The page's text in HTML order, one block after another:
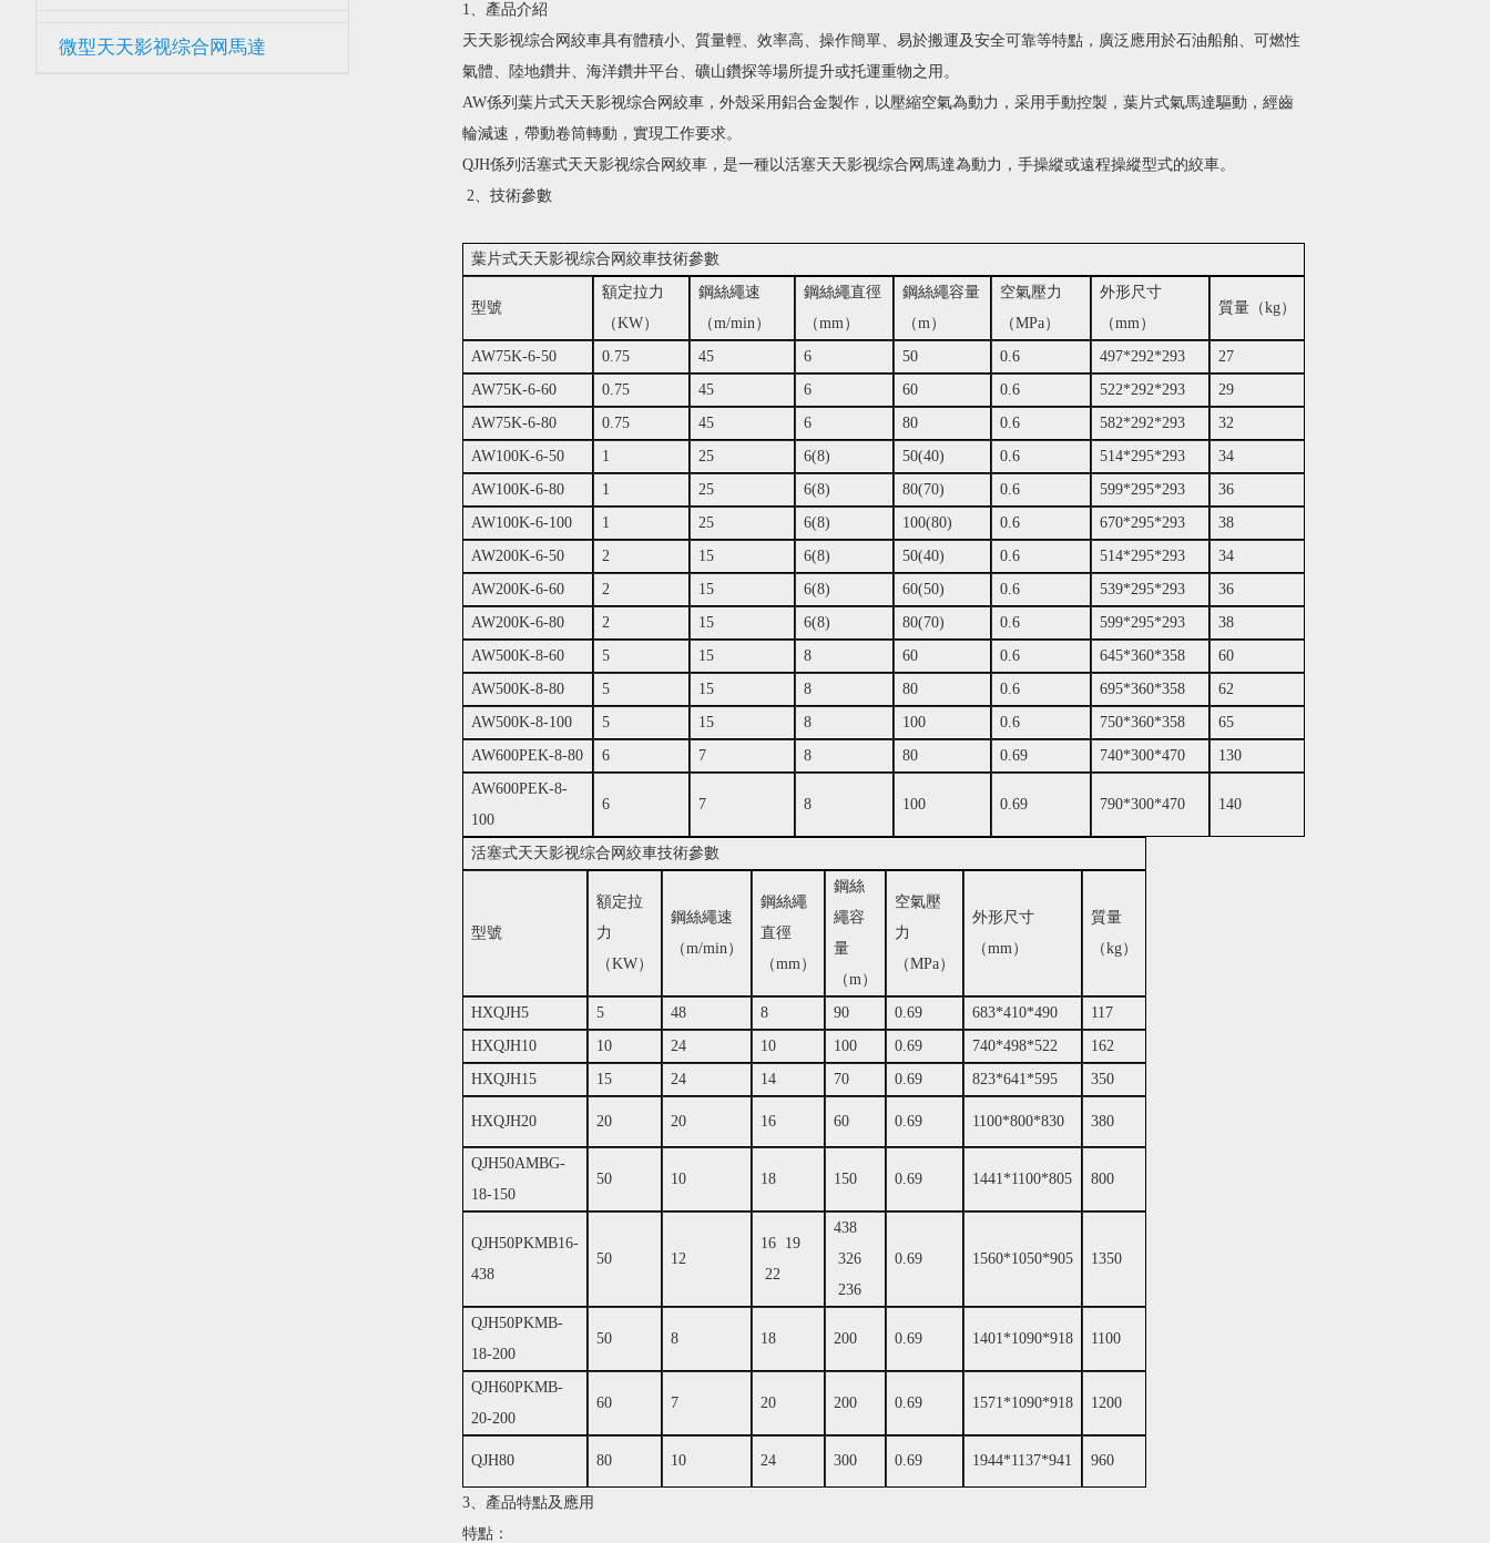
微型天天影视综合网馬達
1、產品介紹
天天影视综合网絞車具有體積小、質量輕、效率高、操作簡單、易於搬運及安全可靠等特點，廣泛應用於石油船舶、可燃性
氣體、陸地鑽井、海洋鑽井平台、礦山鑽探等場所提升或托運重物之用。
AW係列葉片式天天影视综合网絞車，外殼采用鋁合金製作，以壓縮空氣為動力，采用手動控製，葉片式氣馬達驅動，經齒
輪減速，帶動卷筒轉動，實現工作要求。
QJH係列活塞式天天影视综合网絞車，是一種以活塞天天影视综合网馬達為動力，手操縱或遠程操縱型式的絞車。
2、技術參數
葉片式天天影视综合网絞車技術參數
型號
額定拉力
（KW）
鋼絲繩速
（m/min）
鋼絲繩直徑
（mm）
鋼絲繩容量
（m）
空氣壓力
（MPa）
外形尺寸
（mm）
質量（kg）
AW75K-6-50 0.75 45 6 50 0.6 497*292*293
27
AW75K-6-60
0.75 45 6 60 0.6 522*292*293
29
AW75K-6-80
0.75 45 6 80 0.6 582*292*293
32
AW100K-6-50
1 25 6(8) 50(40) 0.6 514*295*293
34
AW100K-6-80
1 25 6(8) 80(70) 0.6 599*295*293
36
AW100K-6-100
1 25 6(8) 100(80) 0.6 670*295*293
38
AW200K-6-50
2 15 6(8) 50(40) 0.6 514*295*293
34
AW200K-6-60
2 15 6(8) 60(50) 0.6 539*295*293
36
AW200K-6-80
2 15 6(8) 80(70) 0.6 599*295*293
38
AW500K-8-60
5 15 8 60 0.6 645*360*358
60
AW500K-8-80
5 15 8 80 0.6 695*360*358
62
AW500K-8-100
5 15 8 100 0.6 750*360*358
65
AW600PEK-8-80
6 7 8 80 0.69 740*300*470
130
AW600PEK-8-
100
6 7 8 100 0.69 790*300*470 140
活塞式天天影视综合网絞車技術參數
型號
額定拉
力
（KW）
鋼絲繩速
（m/min）
鋼絲繩
直徑
（mm）
鋼絲
繩容
量
（m）
空氣壓
力
（MPa）
外形尺寸
（mm）
質量
（kg）
HXQJH5 5 48 8 90 0.69 683*410*490
117
HXQJH10
10 24 10 100 0.69 740*498*522
162
HXQJH15
15 24 14 70 0.69 823*641*595 350
HXQJH20 20 20 16 60 0.69 1100*800*830 380
QJH50AMBG-
18-150
50 10 18 150 0.69 1441*1100*805 800
QJH50PKMB16-
438
50 12
16 19
22
438
326
236
0.69 1560*1050*905 1350
QJH50PKMB-
18-200
50 8 18 200 0.69 1401*1090*918 1100
QJH60PKMB-
20-200
60 7 20 200 0.69 1571*1090*918 1200
QJH80 80 10 24 300 0.69 1944*1137*941 960
3、產品特點及應用
特點：